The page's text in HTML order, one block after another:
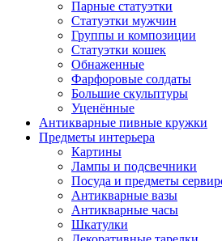
Парные статуэтки
Статуэтки мужчин
Группы и композиции
Статуэтки кошек
Обнаженные
Фарфоровые солдаты
Большие скульптуры
Уценённые
Антикварные пивные кружки
Предметы интерьера
Картины
Лампы и подсвечники
Посуда и предметы
Антикварные вазы
Антикварные часы
Шкатулки